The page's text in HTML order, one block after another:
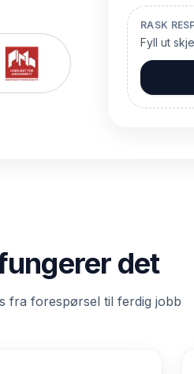
RASK
Fyll ut
det
fra forespørsel til ferdig jobb